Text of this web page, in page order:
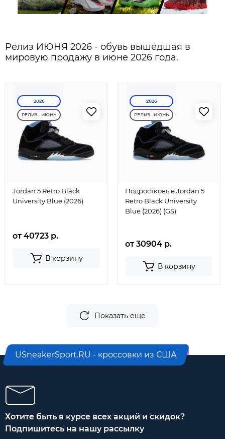
Релиз ИЮНЯ 2026 - обувь вышедшая в
мировую продажу в июне 2026 года.
2026
РЕЛИЗ - ИЮНЬ
Jordan 5 Retro Black
University Blue (2026)
от 40723 р.
В корзину
2026
РЕЛИЗ - ИЮНЬ
Подростковые Jordan 5
Retro Black University
Blue (2026) (GS)
от 30904 р.
В корзину
Показать еще
USneakerSport.RU - кроссовки из США
Хотите быть в курсе всех акций и скидок?
Подпишитесь на нашу рассылку